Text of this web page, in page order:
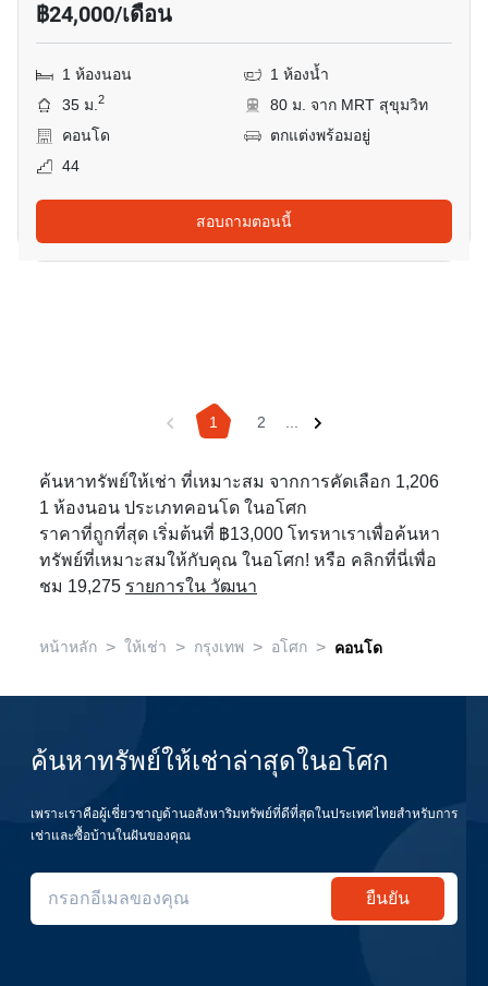
฿24,000/เดือน
1 ห้องนอน
1 ห้องน้ำ
35 ม.2
80 ม. จาก MRT สุขุมวิท
คอนโด
ตกแต่งพร้อมอยู่
44
สอบถามตอนนี้
1 2 ...
ค้นหาทรัพย์ให้เช่า ที่เหมาะสม จากการคัดเลือก 1,206
1 ห้องนอน ประเภทคอนโด ในอโศก
ราคาที่ถูกที่สุด เริ่มต้นที่ ฿13,000 โทรหาเราเพื่อค้นหา
ทรัพย์ที่เหมาะสมให้กับคุณ ในอโศก! หรือ คลิกที่นี่เพื่อ
ชม 19,275 รายการใน วัฒนา
หน้าหลัก > ให้เช่า > กรุงเทพ > อโศก > คอนโด
ค้นหาทรัพย์ให้เช่าล่าสุดในอโศก
เพราะเราคือผู้เชี่ยวชาญด้านอสังหาริมทรัพย์ที่ดีที่สุดในประเทศไทยสำหรับการ
เช่าและซื้อบ้านในฝันของคุณ
ยืนยัน